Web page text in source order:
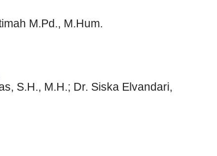
M.Pd., M.Hum.
S.H., M.H.; Dr. Siska Elvandari,